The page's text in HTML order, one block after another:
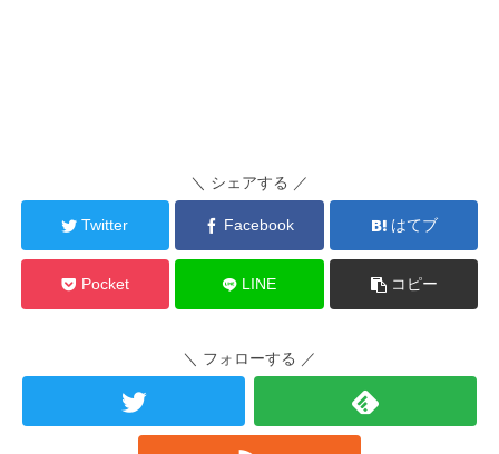
＼ シェアする ／
Twitter Facebook はてブ
Pocket LINE コピー
＼ フォローする ／